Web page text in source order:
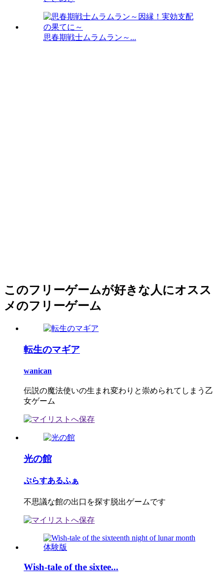
思春期戦士ムラムラン～...
このフリーゲームが好きな人にオスス
メのフリーゲーム
転生のマギア
wanican
伝説の魔法使いの生まれ変わりと崇められてしまう乙
女ゲーム
光の館
ぷらすあるふぁ
不思議な館の出口を探す脱出ゲームです
Wish-tale of the sixtee...